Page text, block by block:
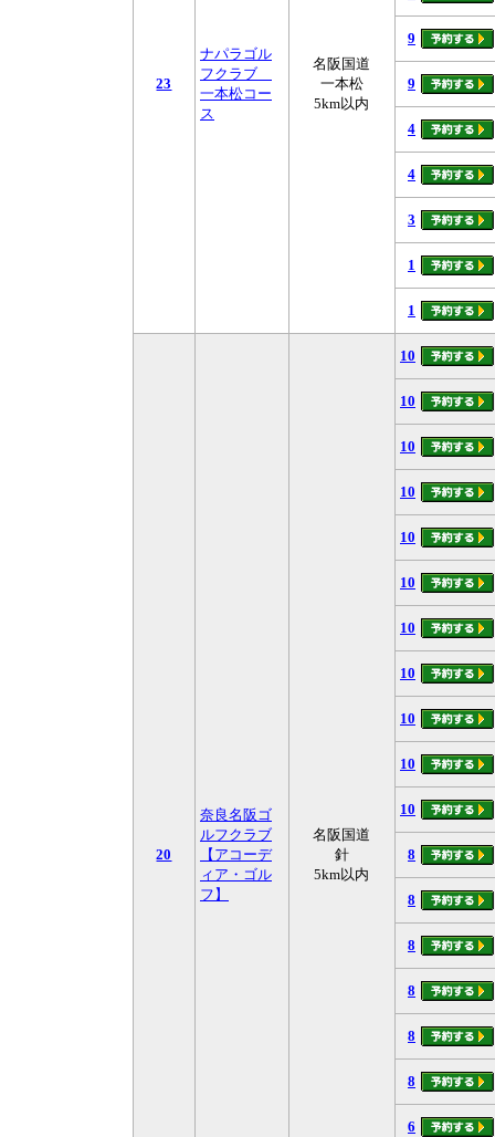
23
ナパラゴル
フクラブ
一本松コー
ス
名阪国道
一本松
5km以内
9
9
4
4
3
1
1
20
奈良名阪ゴ
ルフクラブ
【アコーデ
ィア・ゴル
フ】
名阪国道
針
5km以内
10
10
10
10
10
10
10
10
10
10
10
8
8
8
8
8
8
6